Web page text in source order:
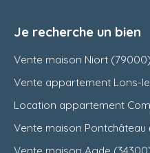
Je recherche un bien
Vente maison Niort (79000)
Vente appartement Lons-
Location appartement
Vente maison Pontchâteau
Vente maison Agde